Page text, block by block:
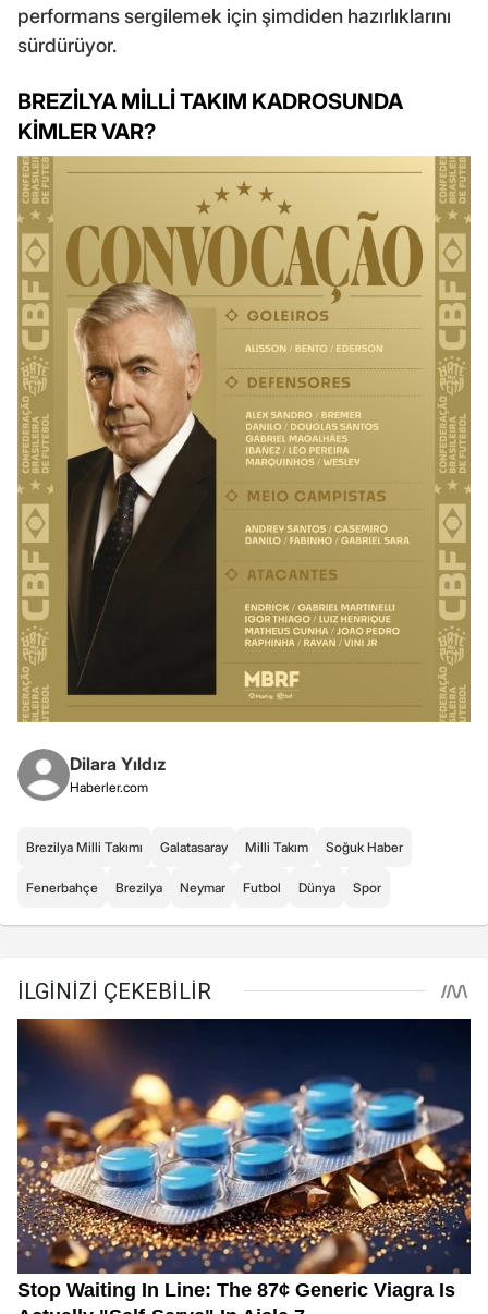
performans sergilemek için şimdiden hazırlıklarını
sürdürüyor.
BREZİLYA MİLLİ TAKIM KADROSUNDA
KİMLER VAR?
Dilara Yıldız
Haberler.com
Brezilya Milli Takımı Galatasaray Milli Takım Soğuk Haber
Fenerbahçe Brezilya Neymar Futbol Dünya Spor